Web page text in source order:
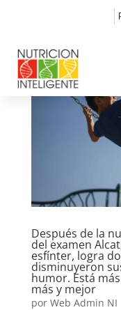
Después de la
del examen
esfínter, logra
disminuyeron
humor. Está
más y mejor
por Web Admin NI